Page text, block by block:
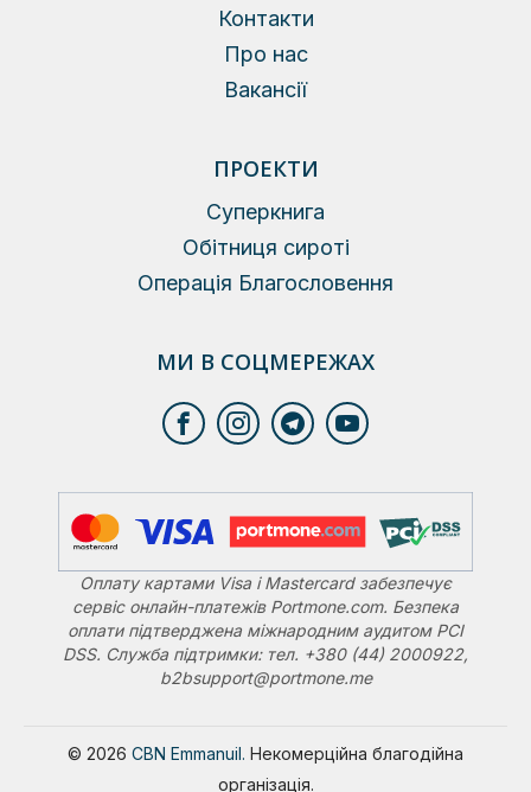
Контакти
Про нас
Вакансії
ПРОЕКТИ
Суперкнига
Обітниця сироті
Операція Благословення
МИ В СОЦМЕРЕЖАХ
Оплату картами Visa і Mastercard забезпечує
сервіс онлайн-платежів Portmone.com. Безпека
оплати підтверджена міжнародним аудитом PCI
DSS. Служба підтримки: тел. +380 (44) 2000922,
b2bsupport@portmone.me
© 2026 CBN Emmanuil. Некомерційна благодійна
організація.